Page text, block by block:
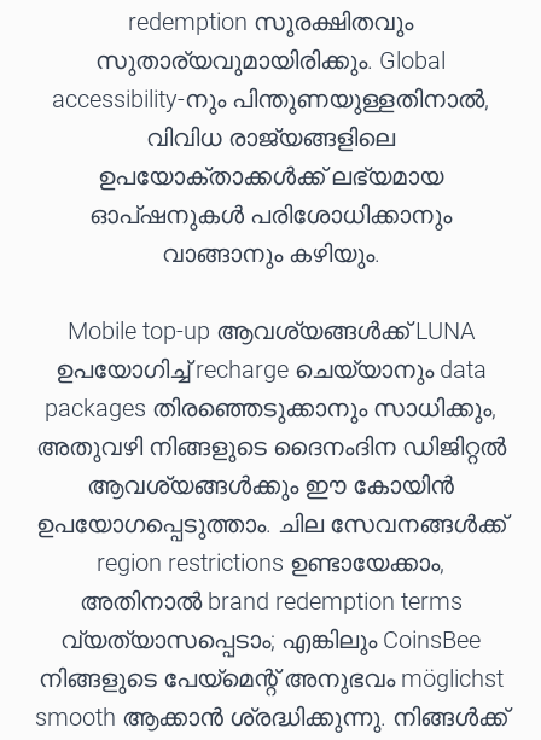
redemption സുരക്ഷിതവും
സുതാര്യവുമായിരിക്കും. Global
accessibility-നും പിന്തുണയുള്ളതിനാൽ,
വിവിധ രാജ്യങ്ങളിലെ
ഉപയോക്താക്കൾക്ക് ലഭ്യമായ
ഓപ്ഷനുകൾ പരിശോധിക്കാനും
വാങ്ങാനും കഴിയും.
Mobile top-up ആവശ്യങ്ങൾക്ക് LUNA
ഉപയോഗിച്ച് recharge ചെയ്യാനും data
packages തിരഞ്ഞെടുക്കാനും സാധിക്കും,
അതുവഴി നിങ്ങളുടെ ദൈനംദിന ഡിജിറ്റൽ
ആവശ്യങ്ങൾക്കും ഈ കോയിൻ
ഉപയോഗപ്പെടുത്താം. ചില സേവനങ്ങൾക്ക്
region restrictions ഉണ്ടായേക്കാം,
അതിനാൽ brand redemption terms
വ്യത്യാസപ്പെടാം; എങ്കിലും CoinsBee
നിങ്ങളുടെ പേയ്മെന്റ് അനുഭവം möglichst
smooth ആക്കാൻ ശ്രദ്ധിക്കുന്നു. നിങ്ങൾക്ക്